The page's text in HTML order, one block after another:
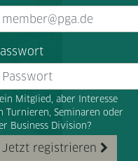
Mitglied, aber Interesse
Turnieren, Seminaren oder
Business Division?
Jetzt registrieren